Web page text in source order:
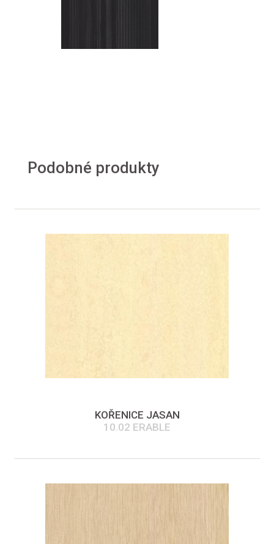
Podobné produkty
KOŘENICE JASAN
10.02 ERABLE